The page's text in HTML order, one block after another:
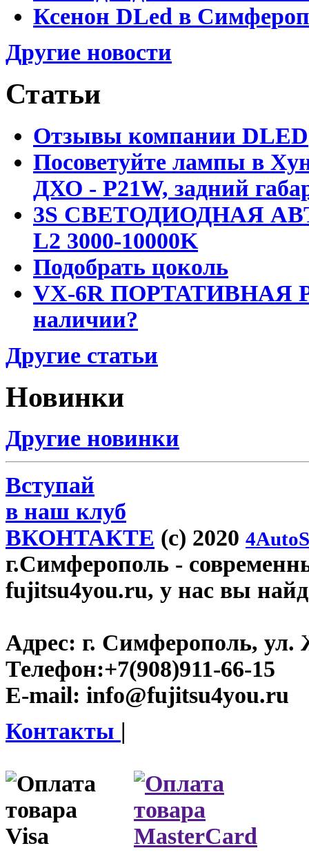
Ксенон DLed в
Другие новости
Статьи
Отзывы компании DLED
Посоветуйте лампы в
ДХО - P21W, задний
3S СВЕТОДИОДНАЯ
L2 3000-10000K
Подобрать цоколь
VX-6R ПОРТАТИВНАЯ
наличии?
Другие статьи
Новинки
Другие новинки
Вступай
в наш клуб
ВКОНТАКТЕ (c) 2020
г.Симферополь -
fujitsu4you.ru, у нас вы
Адрес: г. Симферополь, ул.
Телефон:+7(908)911-66-15
E-mail: info@fujitsu4you.ru
Контакты |